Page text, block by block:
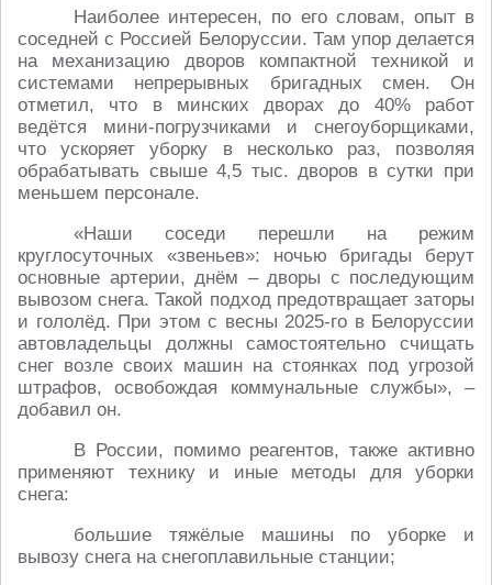
Наиболее интересен, по его словам, опыт в
соседней с Россией Белоруссии. Там упор делается
на механизацию дворов компактной техникой и
системами непрерывных бригадных смен. Он
отметил, что в минских дворах до 40% работ
ведётся мини-погрузчиками и снегоуборщиками,
что ускоряет уборку в несколько раз, позволяя
обрабатывать свыше 4,5 тыс. дворов в сутки при
меньшем персонале.
«Наши соседи перешли на режим
круглосуточных «звеньев»: ночью бригады берут
основные артерии, днём – дворы с последующим
вывозом снега. Такой подход предотвращает заторы
и гололёд. При этом с весны 2025-го в Белоруссии
автовладельцы должны самостоятельно счищать
снег возле своих машин на стоянках под угрозой
штрафов, освобождая коммунальные службы», –
добавил он.
В России, помимо реагентов, также активно
применяют технику и иные методы для уборки
снега:
большие тяжёлые машины по уборке и
вывозу снега на снегоплавильные станции;